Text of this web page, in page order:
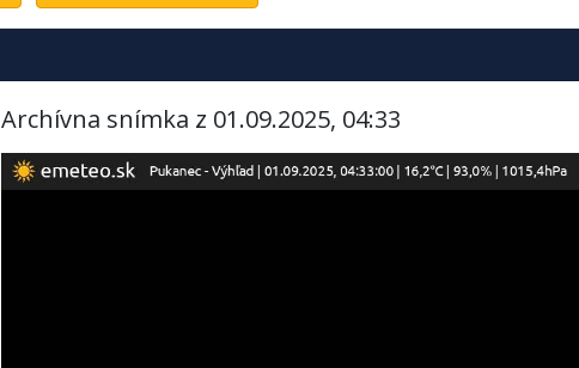
Archívna snímka z 01.09.2025, 04:33